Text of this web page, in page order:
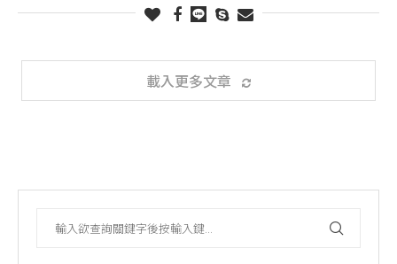
載入更多文章